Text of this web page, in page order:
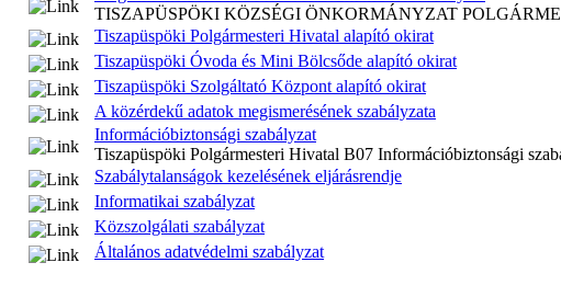
TISZAPÜSPÖKI KÖZSÉGI ÖNKORMÁNYZAT
Tiszapüspöki Polgármesteri Hivatal alapító okirat
Tiszapüspöki Óvoda és Mini Bölcsőde alapító okirat
Tiszapüspöki Szolgáltató Központ alapító okirat
A közérdekű adatok megismerésének szabályzata
Információbiztonsági szabályzat
Tiszapüspöki Polgármesteri Hivatal B07 Információbiztonsági
Szabálytalanságok kezelésének eljárásrendje
Informatikai szabályzat
Közszolgálati szabályzat
Általános adatvédelmi szabályzat